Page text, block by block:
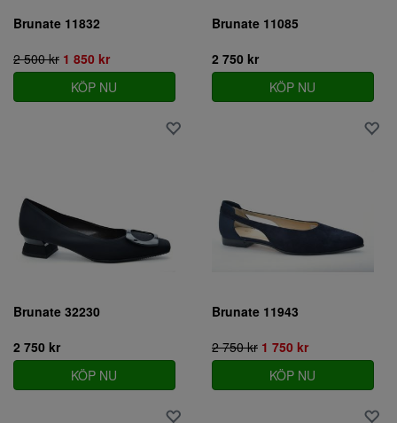
Brunate 11832
2 500 kr 1 850 kr
KÖP NU
Brunate 11085
2 750 kr
KÖP NU
Brunate 32230
2 750 kr
KÖP NU
Brunate 11943
2 750 kr 1 750 kr
KÖP NU